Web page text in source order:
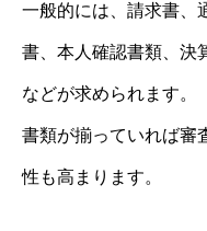
一般的には、請求書、
書、本人確認書類、決
などが求められます。
書類が揃っていれば審
性も高まります。